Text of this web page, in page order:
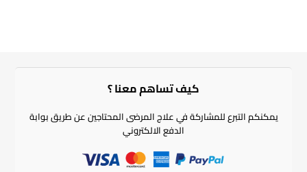
كيف تساهم معنا ؟​
يمكنكم التبرع للمشاركة في علاج المرضى المحتاجين عن طريق بوابة
الدفع الالكتروني